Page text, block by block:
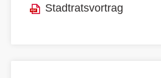
Stadtratsvortrag